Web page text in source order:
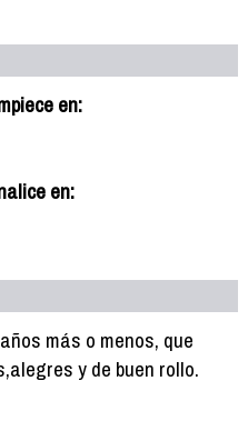
en:
en:
más o menos, que
y de buen rollo.